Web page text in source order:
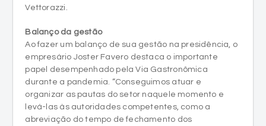
Vettorazzi.
Balanço da gestão
Ao fazer um balanço de sua gestão na presidência, o
empresário Joster Favero destaca o importante
papel desempenhado pela Via Gastronômica
durante a pandemia. “Conseguimos atuar e
organizar as pautas do setor naquele momento e
levá-las às autoridades competentes, como a
abreviação do tempo de fechamento dos